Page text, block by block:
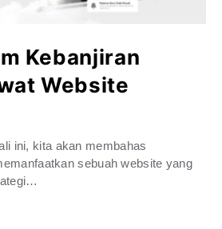
Kebanjiran
Website
ini, kita akan membahas
sebuah website yang